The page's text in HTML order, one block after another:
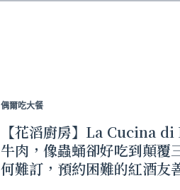
偶爾吃大餐
【花滔廚房】La Cucina
牛肉，像蟲蛹卻好吃到顛覆
何難訂，預約困難的紅酒友